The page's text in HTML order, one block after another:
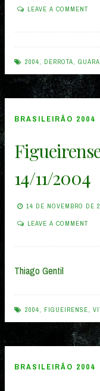
LEAVE A COMMENT
2004, DERROTA,
BRASILEIRÃO 2004
14/11/2004
14 DE NOVEMBRO DE
LEAVE A COMMENT
Thiago Gentil
2004, FIGUEIRENSE,
BRASILEIRÃO 2004